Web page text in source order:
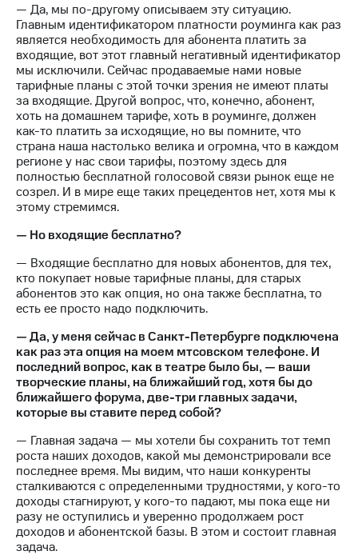
— Да, мы по-другому описываем эту ситуацию.
Главным идентификатором платности роуминга как раз
является необходимость для абонента платить за
входящие, вот этот главный негативный идентификатор
мы исключили. Сейчас продаваемые нами новые
тарифные планы с этой точки зрения не имеют платы
за входящие. Другой вопрос, что, конечно, абонент,
хоть на домашнем тарифе, хоть в роуминге, должен
как-то платить за исходящие, но вы помните, что
страна наша настолько велика и огромна, что в каждом
регионе у нас свои тарифы, поэтому здесь для
полностью бесплатной голосовой связи рынок еще не
созрел. И в мире еще таких прецедентов нет, хотя мы к
этому стремимся.
— Но входящие бесплатно?
— Входящие бесплатно для новых абонентов, для тех,
кто покупает новые тарифные планы, для старых
абонентов это как опция, но она также бесплатна, то
есть ее просто надо подключить.
— Да, у меня сейчас в Санкт-Петербурге подключена
как раз эта опция на моем мтсовском телефоне. И
последний вопрос, как в театре было бы, — ваши
творческие планы, на ближайший год, хотя бы до
ближайшего форума, две-три главных задачи,
которые вы ставите перед собой?
— Главная задача — мы хотели бы сохранить тот темп
роста наших доходов, какой мы демонстрировали все
последнее время. Мы видим, что наши конкуренты
сталкиваются с определенными трудностями, у кого-то
доходы стагнируют, у кого-то падают, мы пока еще ни
разу не оступились и уверенно продолжаем рост
доходов и абонентской базы. В этом и состоит главная
задача.